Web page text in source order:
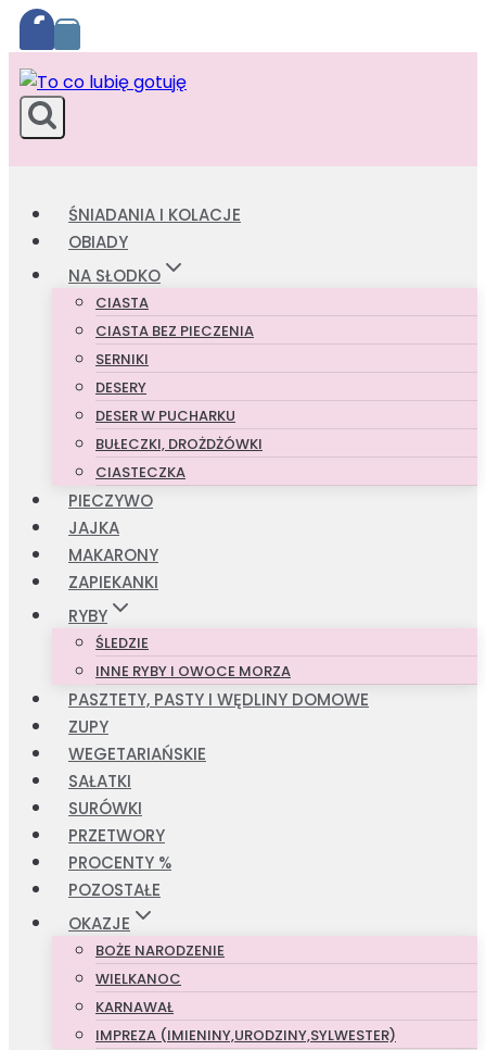
Przejdź
do
treści
ŚNIADANIA I KOLACJE
OBIADY
NA SŁODKO
CIASTA
CIASTA BEZ PIECZENIA
SERNIKI
DESERY
DESER W PUCHARKU
BUŁECZKI, DROŻDŻÓWKI
CIASTECZKA
PIECZYWO
JAJKA
MAKARONY
ZAPIEKANKI
RYBY
ŚLEDZIE
INNE RYBY I OWOCE MORZA
PASZTETY, PASTY I WĘDLINY DOMOWE
ZUPY
WEGETARIAŃSKIE
SAŁATKI
SURÓWKI
PRZETWORY
PROCENTY %
POZOSTAŁE
OKAZJE
BOŻE NARODZENIE
WIELKANOC
KARNAWAŁ
IMPREZA (IMIENINY,URODZINY,SYLWESTER)